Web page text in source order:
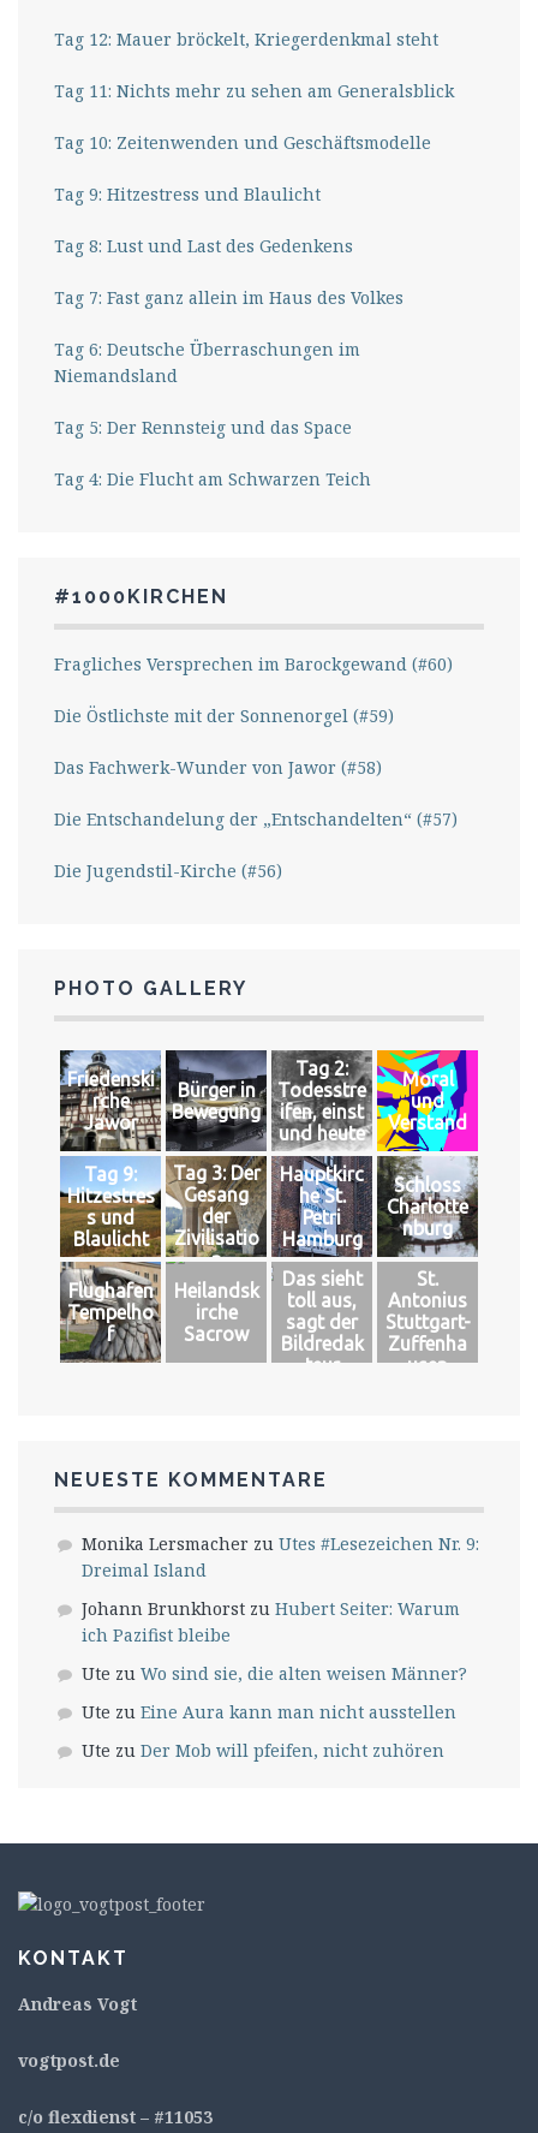
Tag 12: Mauer bröckelt, Kriegerdenkmal steht
Tag 11: Nichts mehr zu sehen am Generalsblick
Tag 10: Zeitenwenden und Geschäftsmodelle
Tag 9: Hitzestress und Blaulicht
Tag 8: Lust und Last des Gedenkens
Tag 7: Fast ganz allein im Haus des Volkes
Tag 6: Deutsche Überraschungen im
Niemandsland
Tag 5: Der Rennsteig und das Space
Tag 4: Die Flucht am Schwarzen Teich
#1000KIRCHEN
Fragliches Versprechen im Barockgewand (#60)
Die Östlichste mit der Sonnenorgel (#59)
Das Fachwerk-Wunder von Jawor (#58)
Die Entschandelung der „Entschandelten“ (#57)
Die Jugendstil-Kirche (#56)
PHOTO GALLERY
Friedenski
rche
Jawor
Bürger in
Bewegung
Tag 2:
Todesstre
ifen, einst
und heute
Moral
und
Verstand
Tag 9:
Hitzestres
s und
Blaulicht
Tag 3: Der
Gesang
der
Zivilisatio
n
Hauptkirc
he St.
Petri
Hamburg
Schloss
Charlotte
nburg
Flughafen
Tempelho
f
Heilandsk
irche
Sacrow
Das sieht
toll aus,
sagt der
Bildredak
teur
St.
Antonius
Stuttgart-
Zuffenha
usen
NEUESTE KOMMENTARE
Monika Lersmacher zu Utes #Lesezeichen Nr. 9:
Dreimal Island
Johann Brunkhorst zu Hubert Seiter: Warum
ich Pazifist bleibe
Ute zu Wo sind sie, die alten weisen Männer?
Ute zu Eine Aura kann man nicht ausstellen
Ute zu Der Mob will pfeifen, nicht zuhören
KONTAKT
Andreas Vogt
vogtpost.de
c/o flexdienst – #11053